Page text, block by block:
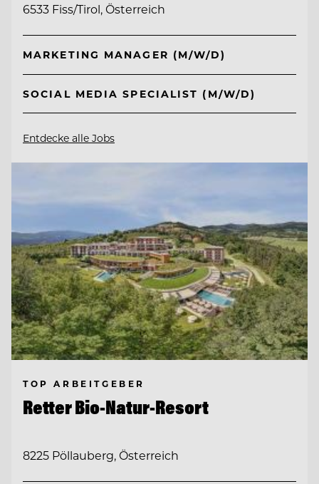
6533 Fiss/Tirol, Österreich
MARKETING MANAGER (M/W/D)
SOCIAL MEDIA SPECIALIST (M/W/D)
Entdecke alle Jobs
TOP ARBEITGEBER
Retter Bio-Natur-Resort
8225 Pöllauberg, Österreich